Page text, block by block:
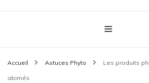
Bio santé nature
Accueil Astuces Phyto Les produits
abimés